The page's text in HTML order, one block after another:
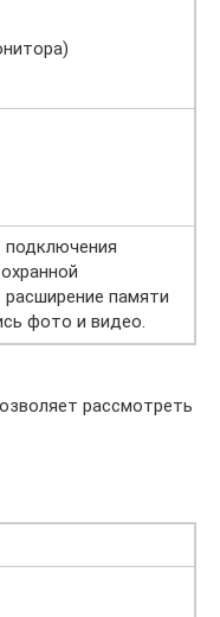
расширение памяти
фото и видео.
рассмотреть